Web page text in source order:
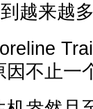
越来越
因不止一